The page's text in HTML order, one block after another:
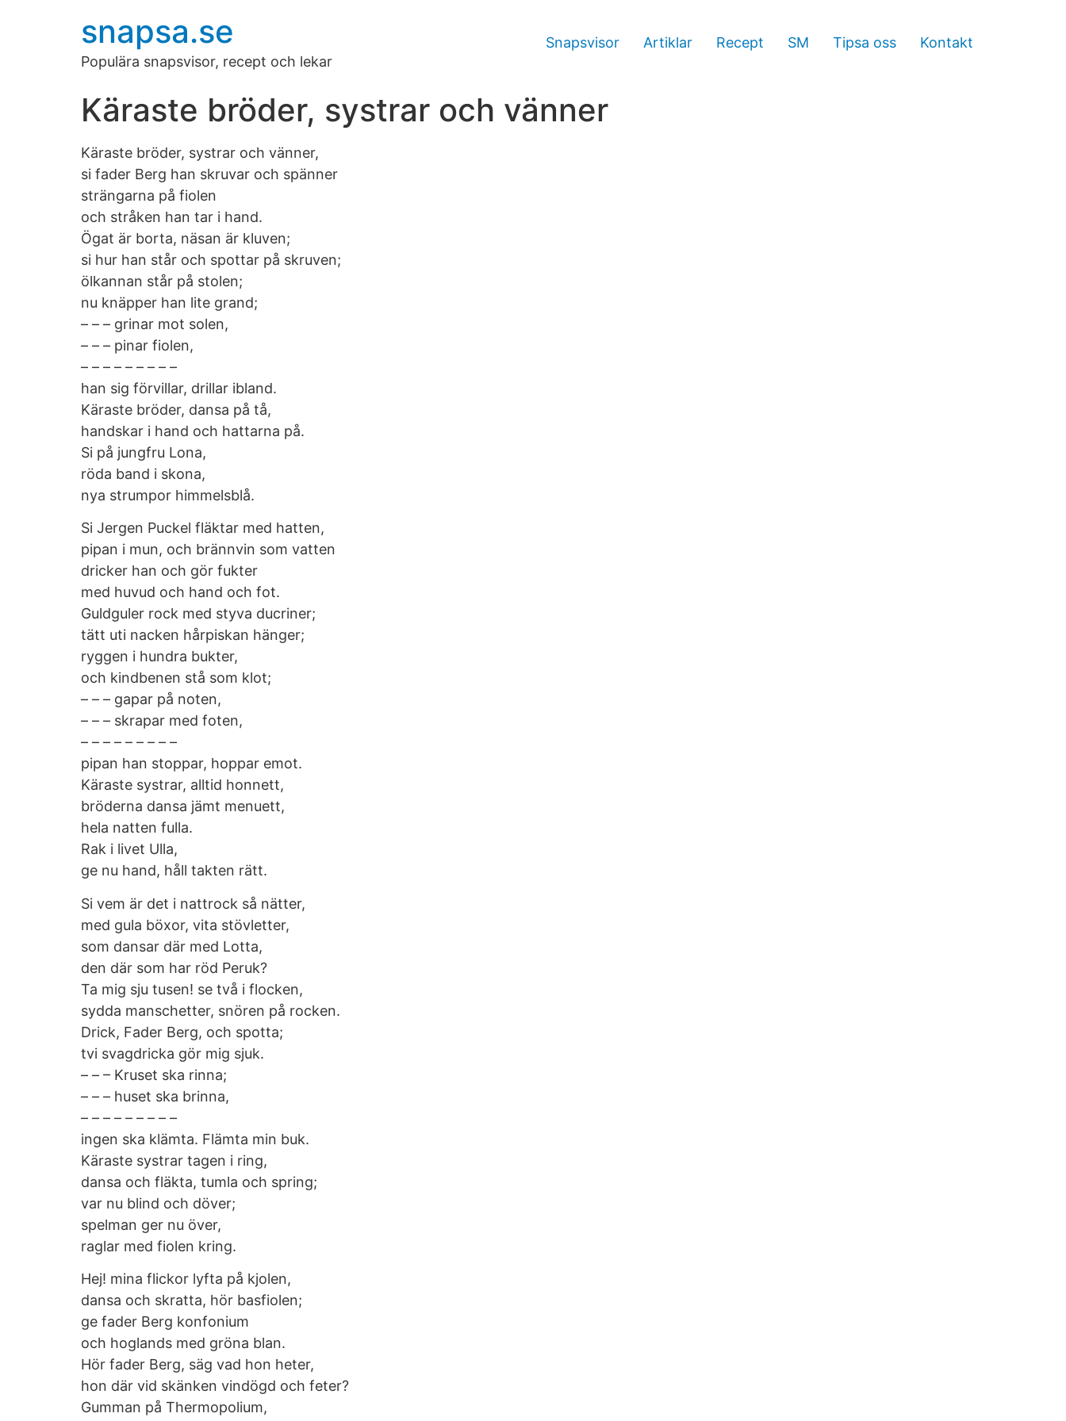
snapsa.se
Populära snapsvisor, recept och lekar
Snapsvisor Artiklar Recept SM Tipsa oss Kontakt
Käraste bröder, systrar och vänner
Käraste bröder, systrar och vänner,
si fader Berg han skruvar och spänner
strängarna på fiolen
och stråken han tar i hand.
Ögat är borta, näsan är kluven;
si hur han står och spottar på skruven;
ölkannan står på stolen;
nu knäpper han lite grand;
– – – grinar mot solen,
– – – pinar fiolen,
– – – – – – – – –
han sig förvillar, drillar ibland.
Käraste bröder, dansa på tå,
handskar i hand och hattarna på.
Si på jungfru Lona,
röda band i skona,
nya strumpor himmelsblå.
Si Jergen Puckel fläktar med hatten,
pipan i mun, och brännvin som vatten
dricker han och gör fukter
med huvud och hand och fot.
Guldguler rock med styva ducriner;
tätt uti nacken hårpiskan hänger;
ryggen i hundra bukter,
och kindbenen stå som klot;
– – – gapar på noten,
– – – skrapar med foten,
– – – – – – – – –
pipan han stoppar, hoppar emot.
Käraste systrar, alltid honnett,
bröderna dansa jämt menuett,
hela natten fulla.
Rak i livet Ulla,
ge nu hand, håll takten rätt.
Si vem är det i nattrock så nätter,
med gula böxor, vita stövletter,
som dansar där med Lotta,
den där som har röd Peruk?
Ta mig sju tusen! se två i flocken,
sydda manschetter, snören på rocken.
Drick, Fader Berg, och spotta;
tvi svagdricka gör mig sjuk.
– – – Kruset ska rinna;
– – – huset ska brinna,
– – – – – – – – –
ingen ska klämta. Flämta min buk.
Käraste systrar tagen i ring,
dansa och fläkta, tumla och spring;
var nu blind och döver;
spelman ger nu över,
raglar med fiolen kring.
Hej! mina flickor lyfta på kjolen,
dansa och skratta, hör basfiolen;
ge fader Berg konfonium
och hoglands med gröna blan.
Hör fader Berg, säg vad hon heter,
hon där vid skänken vindögd och feter?
Gumman på Thermopolium,